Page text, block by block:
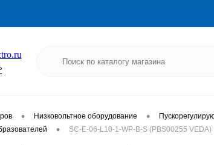
• Низковольтное оборудование •
• SC-E-06-L10-1-WP-B-S (PBS00255 VEDA)